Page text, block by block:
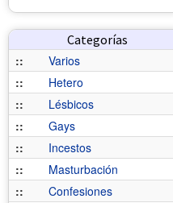
Categorías
::
Varios
::
Hetero
::
Lésbicos
::
Gays
::
Incestos
::
Masturbación
::
Confesiones